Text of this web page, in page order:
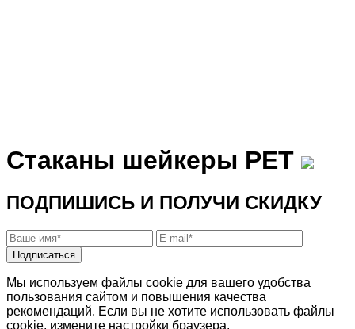
Стаканы шейкеры PET
ПОДПИШИСЬ И ПОЛУЧИ СКИДКУ
Подписаться
Мы используем файлы cookie для вашего удобства
пользования сайтом и повышения качества
рекомендаций. Если вы не хотите использовать файлы
cookie, измените настройки браузера.